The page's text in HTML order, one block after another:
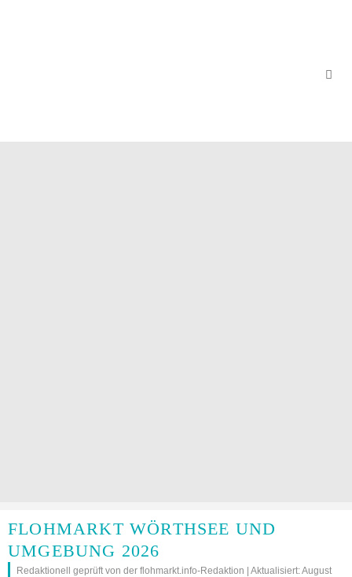
FLOHMARKT WÖRTHSEE UND
UMGEBUNG 2026
Redaktionell geprüft von der flohmarkt.info-Redaktion | Aktualisiert: August